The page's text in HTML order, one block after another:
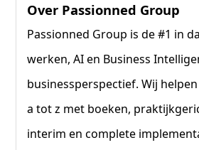
Over Passionned Group
Passionned Group is de #1 in
werken, AI en Business
businessperspectief. Wij
a tot z met boeken,
interim en complete